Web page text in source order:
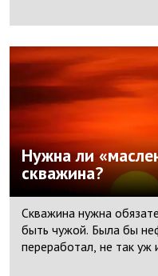
Нужна ли
скважина?
Скважина нужна
быть чужой. Была бы
переработал, не так уж